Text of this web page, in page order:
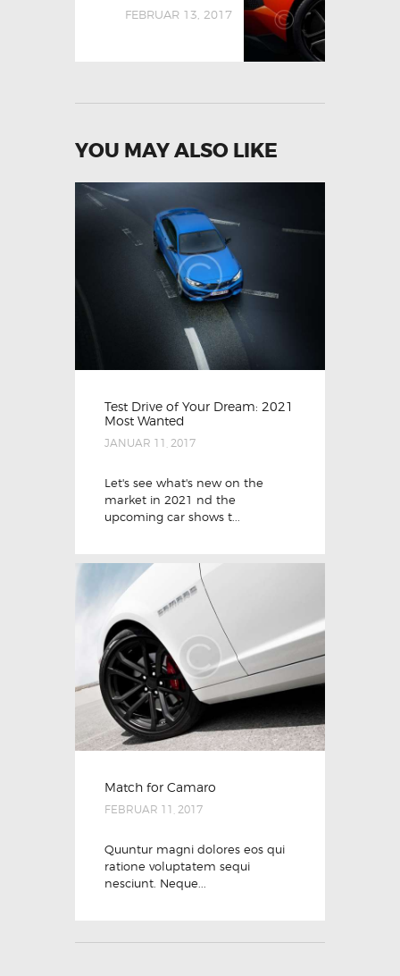
FEBRUAR 13, 2017
YOU MAY ALSO LIKE
Test Drive of Your Dream: 2021
Most Wanted
JANUAR 11, 2017
Let's see what's new on the
market in 2021 nd the
upcoming car shows t...
Match for Camaro
FEBRUAR 11, 2017
Quuntur magni dolores eos qui
ratione voluptatem sequi
nesciunt. Neque...